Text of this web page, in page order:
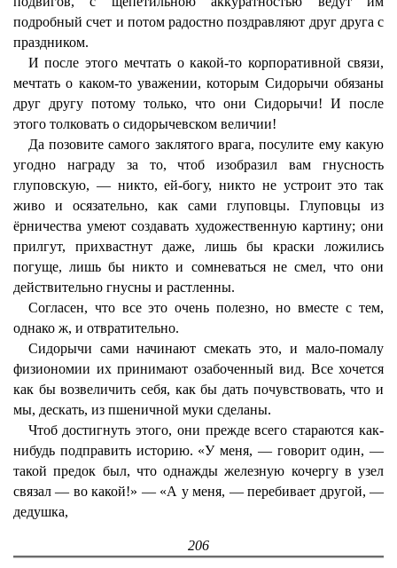
подробный счет и потом радостно поздравляют друг друга с
праздником.
И после этого мечтать о какой-то корпоративной связи,
мечтать о каком-то уважении, которым Сидорычи обязаны
друг другу потому только, что они Сидорычи! И после
этого толковать о сидорычевском величии!
Да позовите самого заклятого врага, посулите ему какую
угодно награду за то, чтоб изобразил вам гнусность
глуповскую, — никто, ей-богу, никто не устроит это так
живо и осязательно, как сами глуповцы. Глуповцы из
ёрничества умеют создавать художественную картину; они
прилгут, прихвастнут даже, лишь бы краски ложились
погуще, лишь бы никто и сомневаться не смел, что они
действительно гнусны и растленны.
Согласен, что все это очень полезно, но вместе с тем,
однако ж, и отвратительно.
Сидорычи сами начинают смекать это, и мало-помалу
физиономии их принимают озабоченный вид. Все хочется
как бы возвеличить себя, как бы дать почувствовать, что и
мы, дескать, из пшеничной муки сделаны.
Чтоб достигнуть этого, они прежде всего стараются как-
нибудь подправить историю. «У меня, — говорит один, —
такой предок был, что однажды железную кочергу в узел
связал — во какой!» — «А у меня, — перебивает другой, —
дедушка,
206